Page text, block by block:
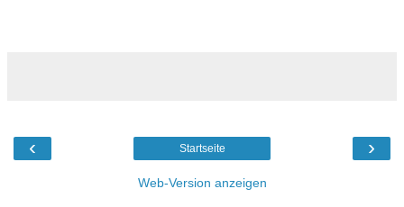
‹ ›
Startseite
Web-Version anzeigen